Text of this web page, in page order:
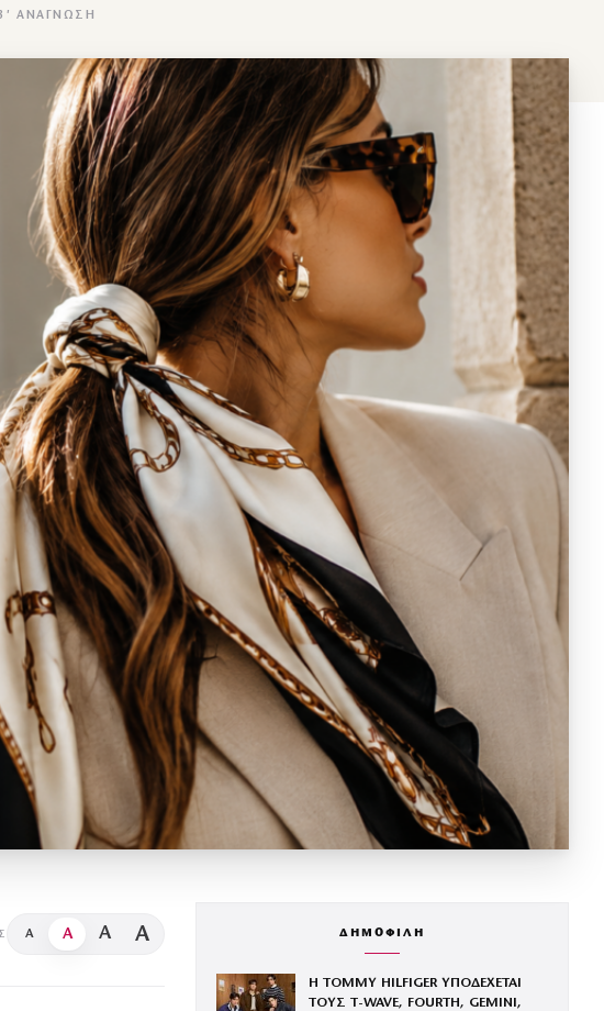
ΑΝΆΓΝΩΣΗ
A A A A ΔΗΜΟΦΙΛΗ
Η TOMMY HILFIGER ΥΠΟΔΕΧΕΤΑΙ
ΤΟΥΣ Τ-WAVE, FOURTH, GEMINI,